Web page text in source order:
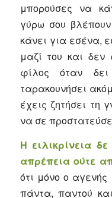
μπορούσες να
γύρω σου
κάνει για εσένα,
μαζί του και δεν
φίλος όταν
ταρακουνήσει
έχεις ζητήσει τη
να σε
Η ειλικρίνεια
απρέπεια ούτε
ότι μόνο ο
πάντα, παντού